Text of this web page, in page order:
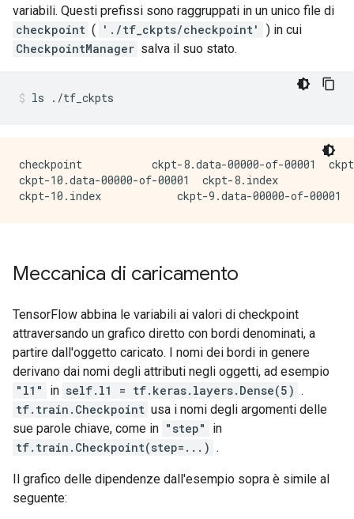
variabili. Questi prefissi sono raggruppati in un unico file di
checkpoint ( './tf_ckpts/checkpoint'
) in cui
CheckpointManager salva il suo stato.
ls ./tf_ckpts
checkpoint           ckpt-8.data-00000-of-00001
ckpt-10.data-00000-of-00001  ckpt-8.index
Meccanica di caricamento
TensorFlow abbina le variabili ai valori di checkpoint
attraversando un grafico diretto con bordi denominati, a
partire dall'oggetto caricato. I nomi dei bordi in genere
derivano dai nomi degli attributi negli oggetti, ad esempio
"l1"
in self.l1 = tf.keras.layers.Dense(5) .
tf.train.Checkpoint usa i nomi degli argomenti delle
sue parole chiave, come in "step"
in
tf.train.Checkpoint(step=...) .
Il grafico delle dipendenze dall'esempio sopra è simile al
seguente: